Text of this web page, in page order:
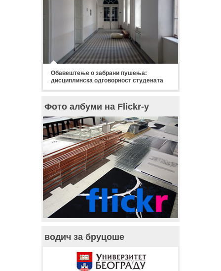
Обавештење о забрани пушења:
дисциплинска одговорност студената
Фото албуми на Flickr-у
водич за бруцоше